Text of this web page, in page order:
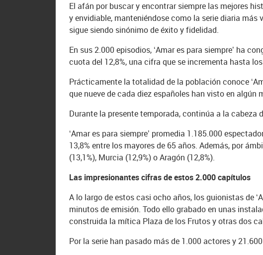
El afán por buscar y encontrar siempre las mejores
y envidiable, manteniéndose como la serie diaria
sigue siendo sinónimo de éxito y fidelidad.
En sus 2.000 episodios, ‘Amar es para siempre’ ha
cuota del 12,8%, una cifra que se incrementa hasta
Prácticamente la totalidad de la población conoce
que nueve de cada diez españoles han visto en algún
Durante la presente temporada, continúa a la cabeza
‘Amar es para siempre’ promedia 1.185.000
13,8% entre los mayores de 65 años. Además, por
(13,1%), Murcia (12,9%) o Aragón (12,8%).
Las impresionantes cifras de estos 2.000 capítulos
A lo largo de estos casi ocho años, los guionistas de
minutos de emisión. Todo ello grabado en unas
construida la mítica Plaza de los Frutos y otras dos
Por la serie han pasado más de 1.000 actores y